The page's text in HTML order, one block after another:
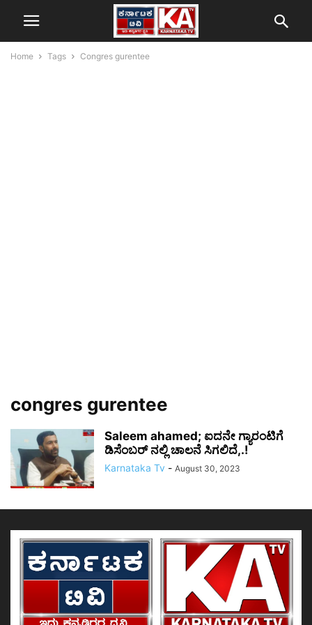
Home Tags Congres gurentee
congres gurentee
Saleem ahamed; ಐದನೇ ಗ್ಯಾರಂಟಿಗೆ
ಡಿಸೆಂಬರ್ ನಲ್ಲಿ ಚಾಲನೆ ಸಿಗಲಿದೆ,.!
Karnataka Tv - August 30, 2023